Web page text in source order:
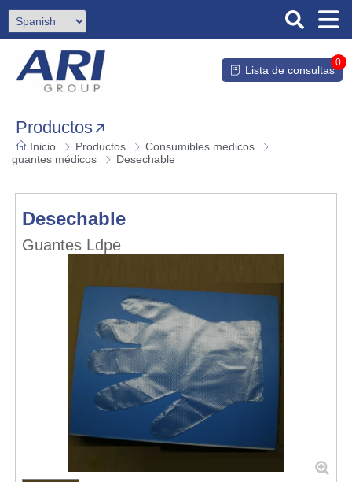
Lista de consultas
0
Productos
Inicio Productos
Consumibles medicos
guantes médicos
Desechable
Desechable
Guantes Ldpe